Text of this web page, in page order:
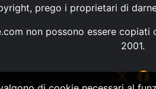
prego i proprietari di
non possono essere
2001.